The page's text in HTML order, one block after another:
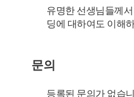
유명한 선생님들께
딩에 대하여도 이해
문의
등록된 문의가 없습